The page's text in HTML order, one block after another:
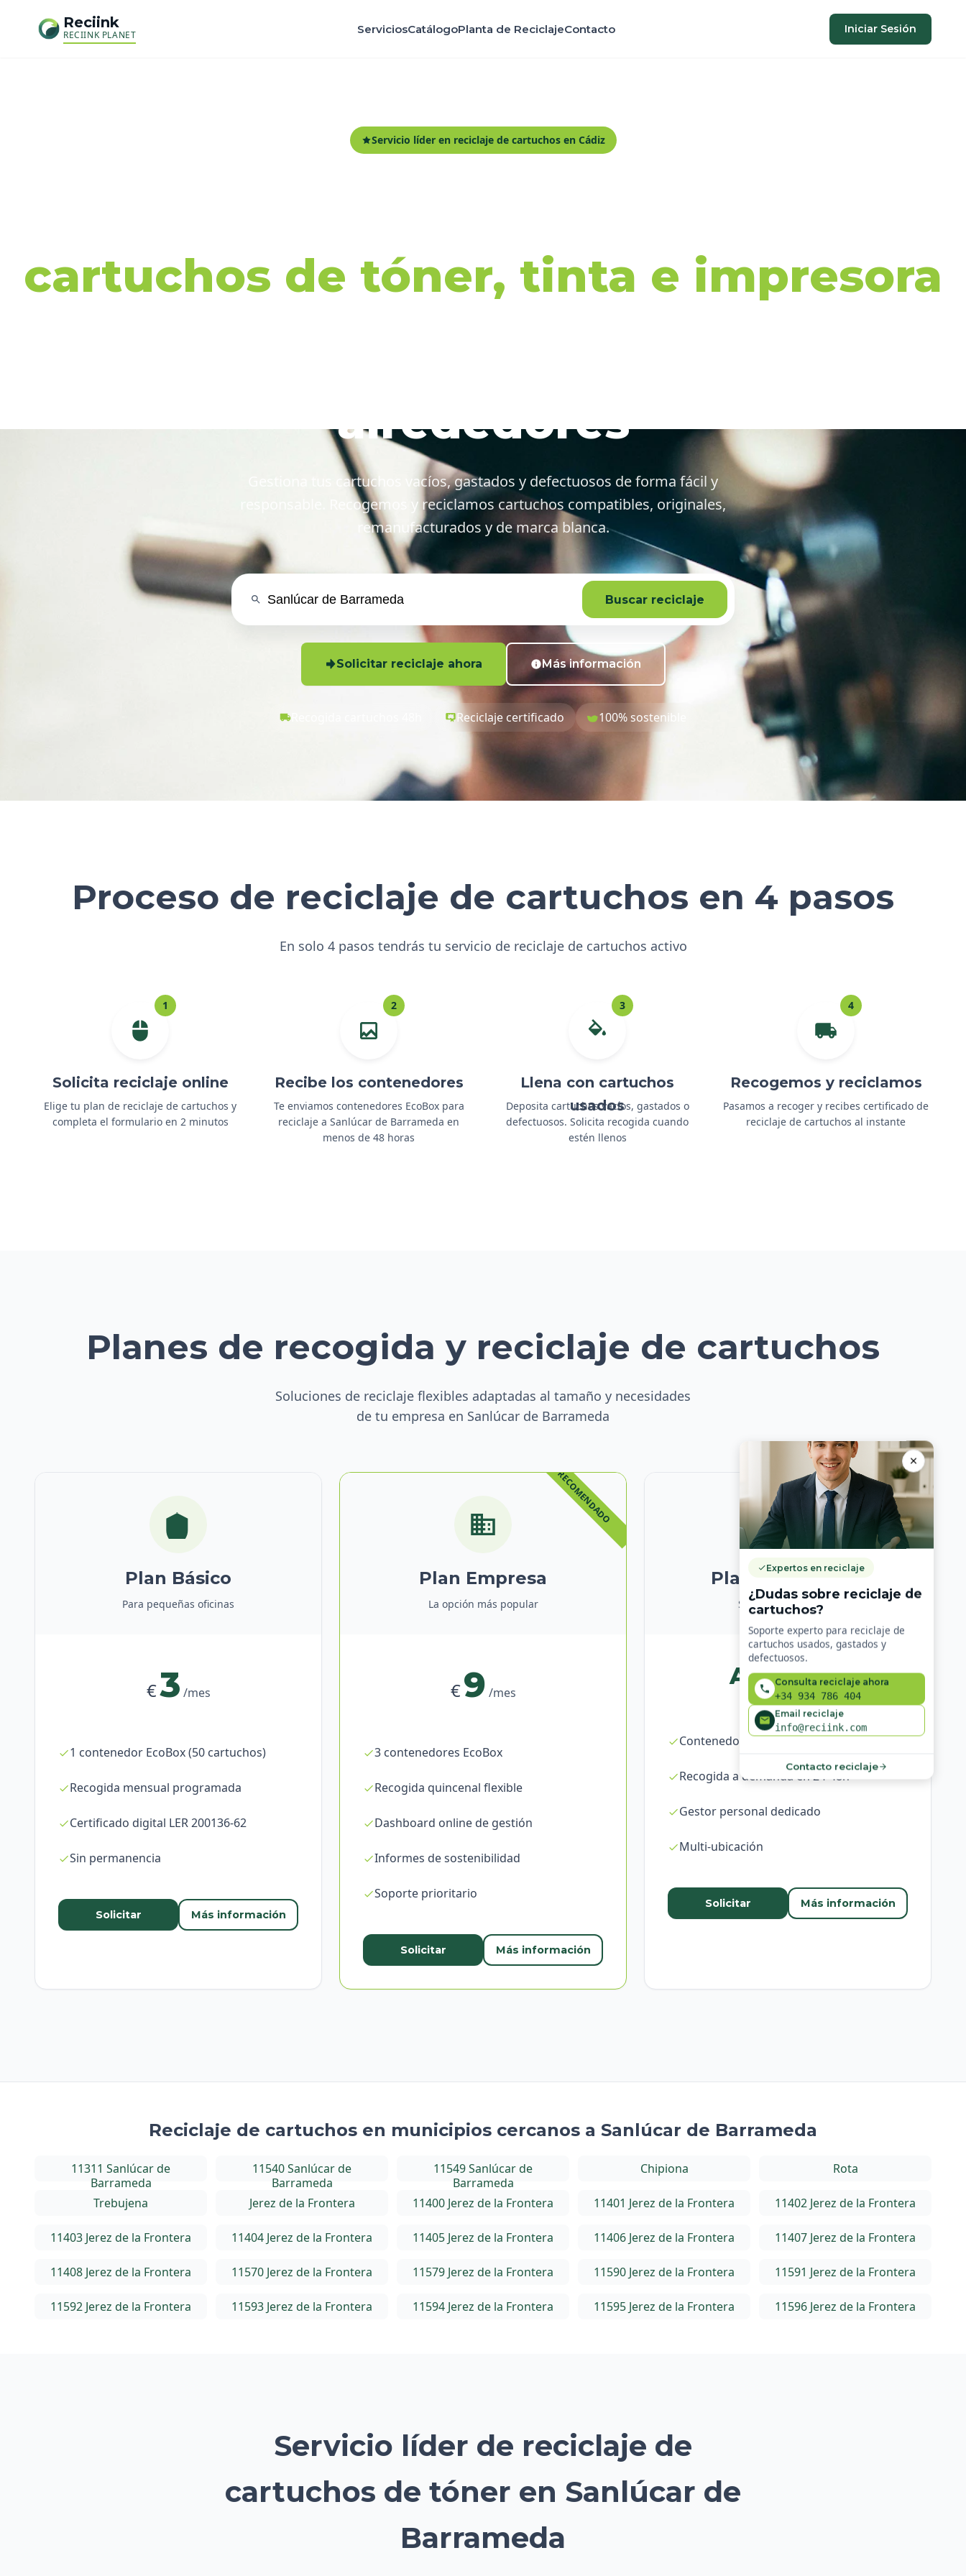
Reciink
RECIINK PLANET ServiciosCatálogoPlanta de ReciclajeContacto Iniciar Sesión
Servicio líder en reciclaje de cartuchos en Cádiz
cartuchos de tóner, tinta e impresora
alrededores
Gestiona tus cartuchos vacíos, gastados y defectuosos de forma fácil y
responsable. Recogemos y reciclamos cartuchos compatibles, originales,
remanufacturados y de marca blanca.
Buscar reciclaje
Solicitar reciclaje ahora Más información
Reciclaje certificado 100% sostenible
Proceso de reciclaje de cartuchos en 4 pasos
En solo 4 pasos tendrás tu servicio de reciclaje de cartuchos activo
1
Solicita reciclaje online
Elige tu plan de reciclaje de cartuchos y
completa el formulario en 2 minutos
2
Recibe los contenedores
Te enviamos contenedores EcoBox para
reciclaje a Sanlúcar de Barrameda en
menos de 48 horas
3
Llena con cartuchos
usados
Deposita cartuchos vacíos, gastados o
defectuosos. Solicita recogida cuando
estén llenos
4
Recogemos y reciclamos
Pasamos a recoger y recibes certificado de
reciclaje de cartuchos al instante
Planes de recogida y reciclaje de cartuchos
Soluciones de reciclaje flexibles adaptadas al tamaño y necesidades
de tu empresa en Sanlúcar de Barrameda
Plan Básico
Para pequeñas oficinas
€3 /mes
1 contenedor EcoBox (50 cartuchos)
Recogida mensual programada
Certificado digital LER 200136-62
Sin permanencia
Solicitar Más información
Plan Empresa
La opción más popular
€9 /mes
3 contenedores EcoBox
Recogida quincenal flexible
Dashboard online de gestión
Informes de sostenibilidad
Soporte prioritario
Solicitar Más información
Plan Corporativo
Soluciones a medida
A medida
Contenedores ilimitados
Recogida a demanda en 24-48h
Gestor personal dedicado
Multi-ubicación
Solicitar Más información
Reciclaje de cartuchos en municipios cercanos a Sanlúcar de Barrameda
11311 Sanlúcar de
Barrameda
11540 Sanlúcar de
Barrameda
11549 Sanlúcar de
Barrameda
Chipiona Rota
Trebujena Jerez de la Frontera 11400 Jerez de la Frontera 11401 Jerez de la Frontera 11402 Jerez de la Frontera
11403 Jerez de la Frontera 11404 Jerez de la Frontera 11405 Jerez de la Frontera 11406 Jerez de la Frontera 11407 Jerez de la Frontera
11408 Jerez de la Frontera 11570 Jerez de la Frontera 11579 Jerez de la Frontera 11590 Jerez de la Frontera 11591 Jerez de la Frontera
11592 Jerez de la Frontera 11593 Jerez de la Frontera 11594 Jerez de la Frontera 11595 Jerez de la Frontera 11596 Jerez de la Frontera
Servicio líder de reciclaje de
cartuchos de tóner en Sanlúcar de
Barrameda
Expertos en reciclaje
¿Dudas sobre reciclaje de
cartuchos?
Soporte experto para reciclaje de
cartuchos usados, gastados y
defectuosos.
Consulta reciclaje ahora
+34 934 786 404
Email reciclaje
info@reciink.com
Contacto reciclaje